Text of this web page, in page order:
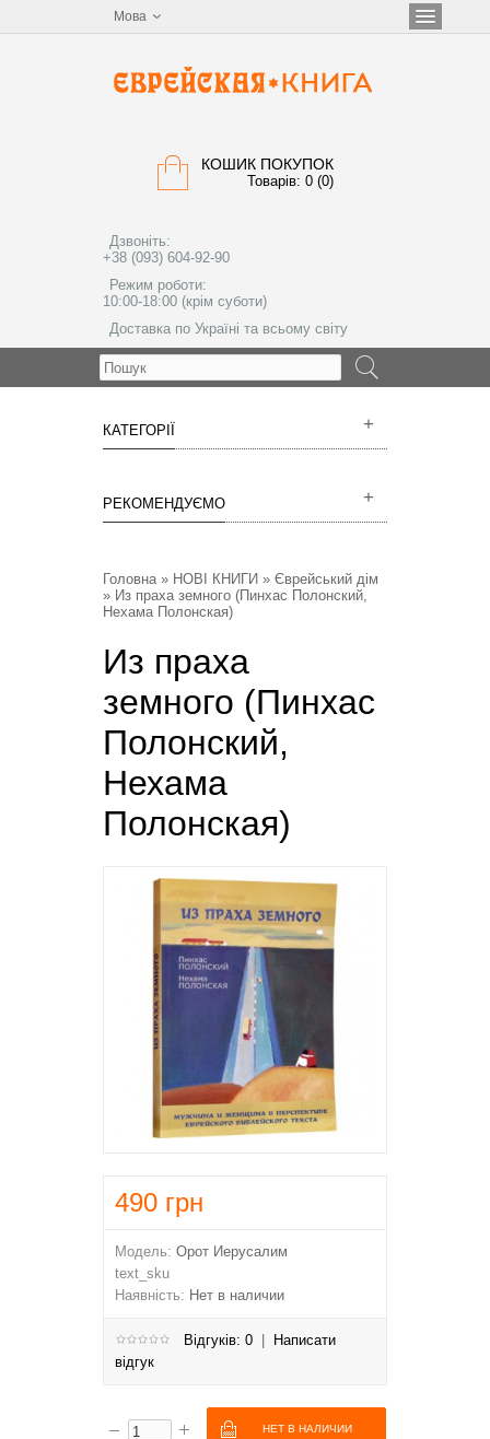
Мова
КОШИК ПОКУПОК
Товарів: 0 (0)
Дзвоніть:
+38 (093) 604-92-90
Режим роботи:
10:00-18:00 (крім суботи)
Доставка по Україні та всьому світу
КАТЕГОРІЇ
РЕКОМЕНДУЄМО
Головна» НОВІ КНИГИ » Єврейський дім
» Из праха земного (Пинхас Полонский,
Нехама Полонская)
Из праха
земного (Пинхас
Полонский,
Нехама
Полонская)
490 грн
Модель: Орот Иерусалим
text_sku
Наявність: Нет в наличии
Відгуків: 0
Написати
відгук